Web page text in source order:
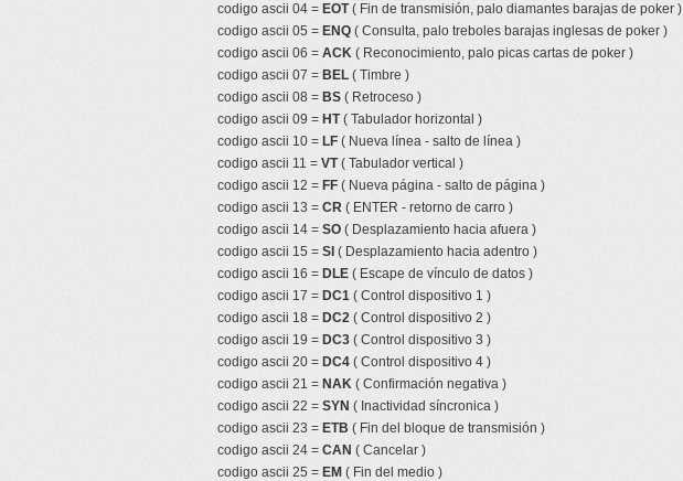
codigo ascii 04 = EOT( Fin de transmisión, palo diamantes barajas de poker )
codigo ascii 05 = ENQ ( Consulta, palo treboles barajas inglesas de poker )
codigo ascii 06 = ACK ( Reconocimiento, palo picas cartas de poker )
codigo ascii 07 = BEL ( Timbre )
codigo ascii 08 = BS ( Retroceso )
codigo ascii 09 = HT( Tabulador horizontal )
codigo ascii 10 = LF ( Nueva línea - salto de línea )
codigo ascii 11 = VT( Tabulador vertical )
codigo ascii 12 = FF ( Nueva página - salto de página )
codigo ascii 13 = CR ( ENTER - retorno de carro )
codigo ascii 14 = SO ( Desplazamiento hacia afuera )
codigo ascii 15 = SI ( Desplazamiento hacia adentro )
codigo ascii 16 = DLE ( Escape de vínculo de datos )
codigo ascii 17 = DC1 ( Control dispositivo 1 )
codigo ascii 18 = DC2 ( Control dispositivo 2 )
codigo ascii 19 = DC3 ( Control dispositivo 3 )
codigo ascii 20 = DC4 ( Control dispositivo 4 )
codigo ascii 21 = NAK ( Confirmación negativa )
codigo ascii 22 = SYN ( Inactividad síncronica )
codigo ascii 23 = ETB ( Fin del bloque de transmisión )
codigo ascii 24 = CAN ( Cancelar )
codigo ascii 25 = EM ( Fin del medio )